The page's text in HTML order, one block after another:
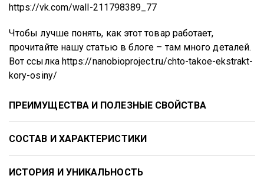
https://vk.com/wall-211798389_77
Чтобы лучше понять, как этот товар работает,
прочитайте нашу статью в блоге – там много деталей.
Вот ссылка https://nanobioproject.ru/chto-takoe-ekstrakt-
kory-osiny/
ПРЕИМУЩЕСТВА И ПОЛЕЗНЫЕ СВОЙСТВА
СОСТАВ И ХАРАКТЕРИСТИКИ
ИСТОРИЯ И УНИКАЛЬНОСТЬ